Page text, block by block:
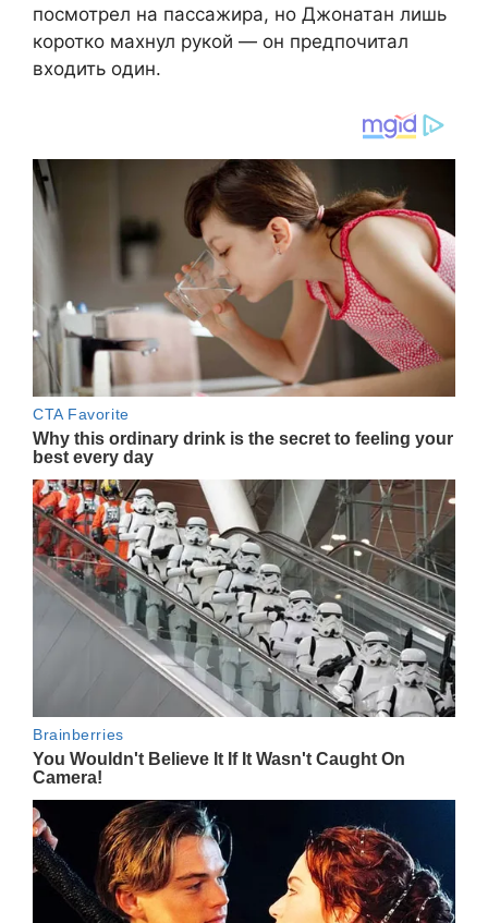
посмотрел на пассажира, но Джонатан лишь
коротко махнул рукой — он предпочитал
входить один.